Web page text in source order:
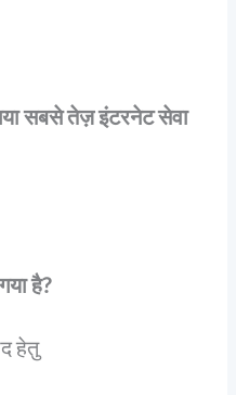
सबसे तेज़ इंटरनेट सेवा
है?
हेतु